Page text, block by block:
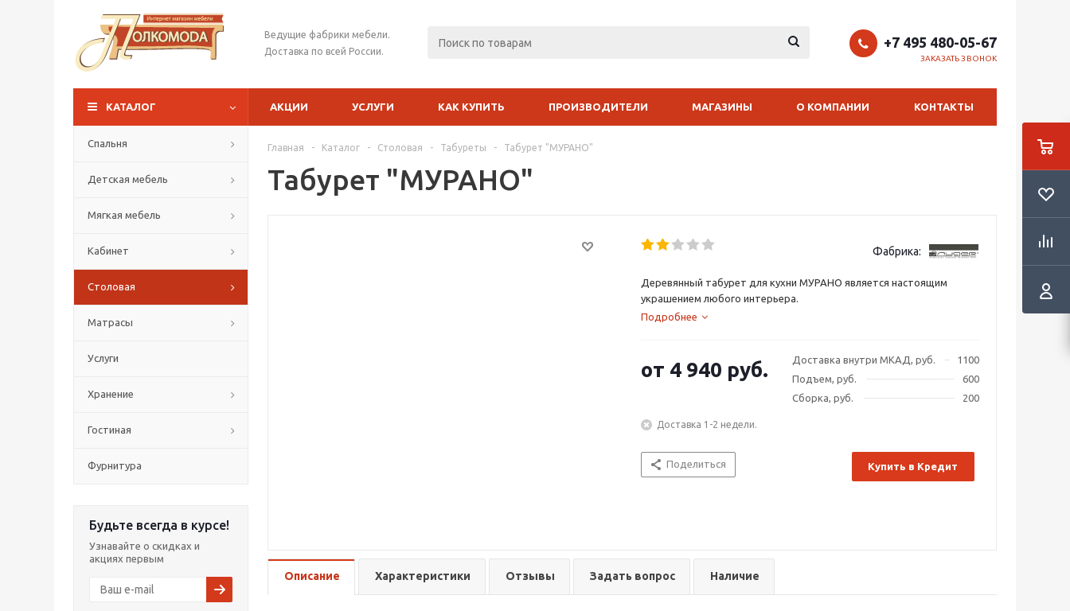
Ведущие фабрики мебели.
Доставка по всей России.
+7 495 480-05-67
ЗАКАЗАТЬ ЗВОНОК
КАТАЛОГ АКЦИИ УСЛУГИ КАК КУПИТЬ ПРОИЗВОДИТЕЛИ МАГАЗИНЫ О КОМПАНИИ КОНТАКТЫ
Спальня
Детская мебель
Мягкая мебель
Кабинет
Столовая
Матрасы
Услуги
Хранение
Гостиная
Фурнитура
Будьте всегда в курсе!
Узнавайте о скидках и
акциях первым
Главная - Каталог - Столовая - Табуреты - Табурет "МУРАНО"
Табурет "МУРАНО"
Фабрика:
Деревянный табурет для кухни МУРАНО является настоящим
украшением любого интерьера.
Подробнее
Доставка внутри МКАД, руб.
1100
Подъем, руб.
600
Сборка, руб.
200
от 4 940 руб.
Доставка 1-2 недели.
Поделиться Купить в Кредит
Описание Характеристики Отзывы Задать вопрос Наличие